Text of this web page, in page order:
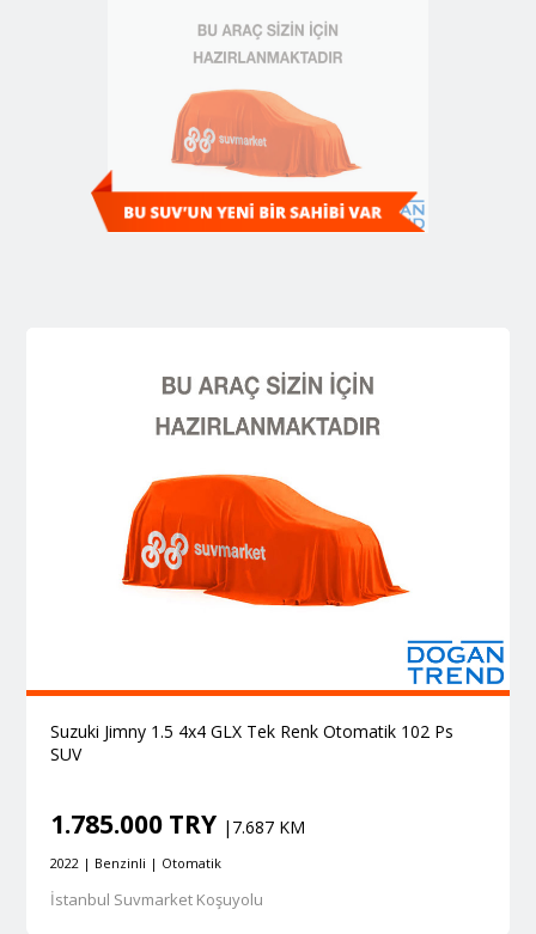
Suzuki Jimny 1.5 4x4 GLX Tek Renk Otomatik 102 Ps
SUV
1.785.000 TRY |7.687 KM
2022 | Benzinli | Otomatik
İstanbul Suvmarket Koşuyolu